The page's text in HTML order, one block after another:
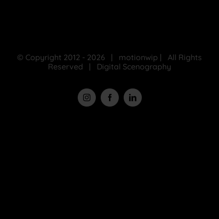
© Copyright 2012 - 2026 | motionwip | All Rights
Reserved | Digital Scenography
InstagramFacebookLinkedIn